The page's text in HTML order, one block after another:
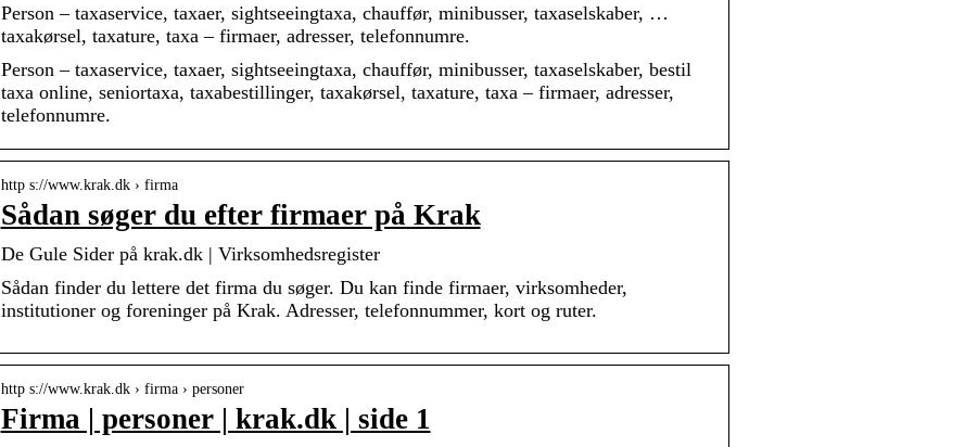
Person – taxaservice, taxaer, sightseeingtaxa, chauffør, minibusser, taxaselskaber, …
taxakørsel, taxature, taxa – firmaer, adresser, telefonnumre.
Person – taxaservice, taxaer, sightseeingtaxa, chauffør, minibusser, taxaselskaber, bestil
taxa online, seniortaxa, taxabestillinger, taxakørsel, taxature, taxa – firmaer, adresser,
telefonnumre.
http s://www.krak.dk › firma
Sådan søger du efter firmaer på Krak
De Gule Sider på krak.dk | Virksomhedsregister
Sådan finder du lettere det firma du søger. Du kan finde firmaer, virksomheder,
institutioner og foreninger på Krak. Adresser, telefonnummer, kort og ruter.
http s://www.krak.dk › firma › personer
Firma | personer | krak.dk | side 1